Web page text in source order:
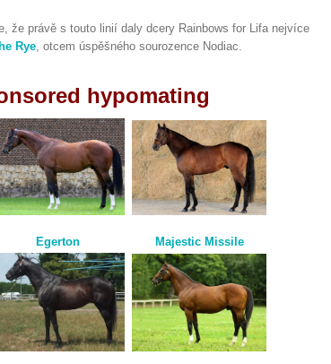
že právě s touto linií daly dcery Rainbows for Lifa nejvíce
Rye, otcem úspěšného sourozence Nodiac.
hypomating
Egerton Majestic Missile